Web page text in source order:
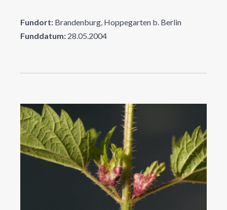
Fundort: Brandenburg, Hoppegarten b. Berlin
Funddatum: 28.05.2004